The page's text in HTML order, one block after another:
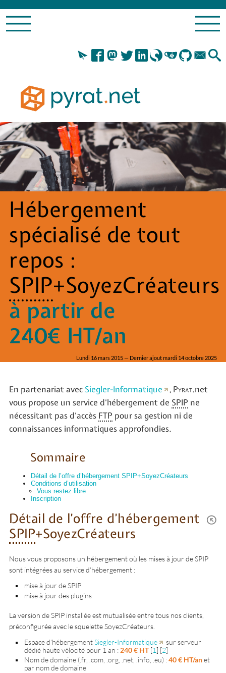
Hébergement
spécialisé de tout
repos :
SPIP+SoyezCréateurs
à partir de
240€ HT/an
Lundi 16 mars 2015 — Dernier ajout mardi 14 octobre 2025
En partenariat avec Siegler-Informatique , Pyrat.net
vous propose un service d’hébergement de SPIP ne
nécessitant pas d’accès FTP pour sa gestion ni de
connaissances informatiques approfondies.
Sommaire
Détail de l’offre d’hébergement SPIP+SoyezCréateurs
Conditions d’utilisation
Vous restez libre
Inscription
Détail de l’offre d’hébergement
SPIP+SoyezCréateurs
Nous vous proposons un hébergement où les mises à jour de SPIP
sont intégrées au service d’hébergement :
mise à jour de SPIP
mise à jour des plugins
La version de SPIP installée est mutualisée entre tous nos clients,
préconfigurée avec le squelette SoyezCréateurs.
Espace d’hébergementSiegler-Informatique
sur serveur
dédié haute vélocité pour 1 an : 240 € HT[1] [2]
Nom de domaine (.fr, .com, .org, .net, .info, .eu) :40 € HT/anet
par nom de domaine